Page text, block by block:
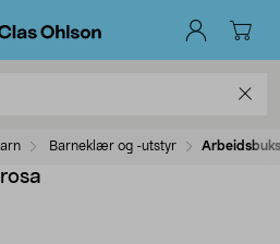
Barneklær og -utstyr